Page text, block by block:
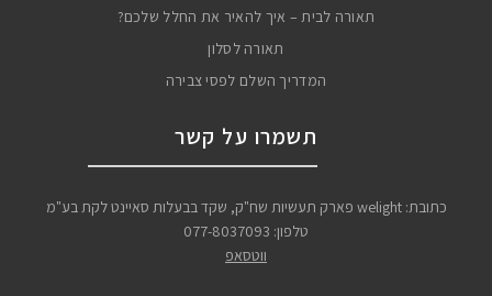
תאורה לבית – איך להאיר את החלל שלכם?
תאורה לסלון
המדריך השלם לפסי צבירה
תשמרו על קשר
כתובת: welight פארק תעשיות שח"ק, שקד בבעלות סאיינט לקת בע"מ
טלפון: 077-8037093
ווטסאפ